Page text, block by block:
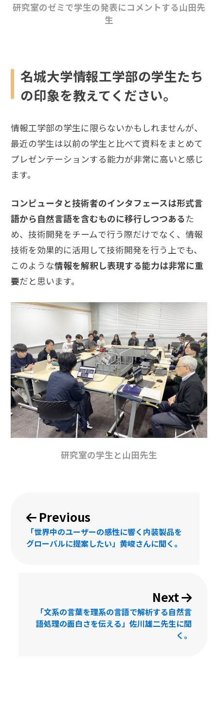
研究室のゼミで学生の発表にコメントする山田先
生
名城大学情報工学部の学生たち
の印象を教えてください。
情報工学部の学生に限らないかもしれませんが、
最近の学生は以前の学生と比べて資料をまとめて
プレゼンテーションする能力が非常に高いと感じ
ます。
コンピュータと技術者のインタフェースは形式言
語から自然言語を含むものに移行しつつある た
め、技術開発をチームで行う際だけでなく、情報
技術を効果的に活用して技術開発を行う上でも、
このような情報を解釈し表現する能力は非常に重
要だと思います。
研究室の学生と山田先生
Previous
「世界中のユーザーの感性に響く内装製品を
グローバルに提案したい」黄峻さんに聞く。
Next
「文系の言葉を理系の言語で解析する自然言
語処理の面白さを伝える」佐川雄二先生に聞
く。